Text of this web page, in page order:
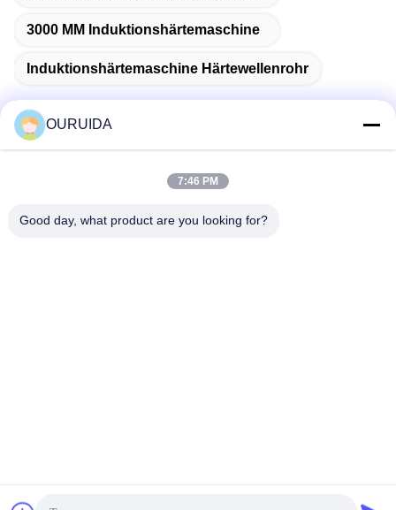
3000 MM Induktionshärtemaschine
Induktionshärtemaschine Härtewellenrohr
Anschrift
OURUIDA
7:46 PM
Good day, what product are you looking for?